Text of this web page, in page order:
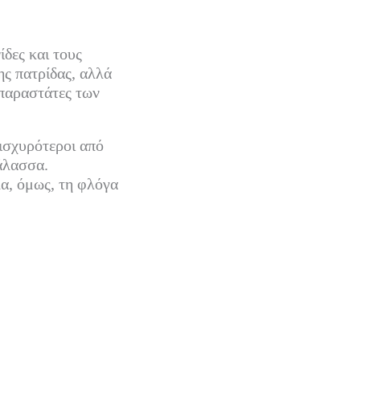
και τους
πατρίδας, αλλά
των
από
όμως, τη φλόγα